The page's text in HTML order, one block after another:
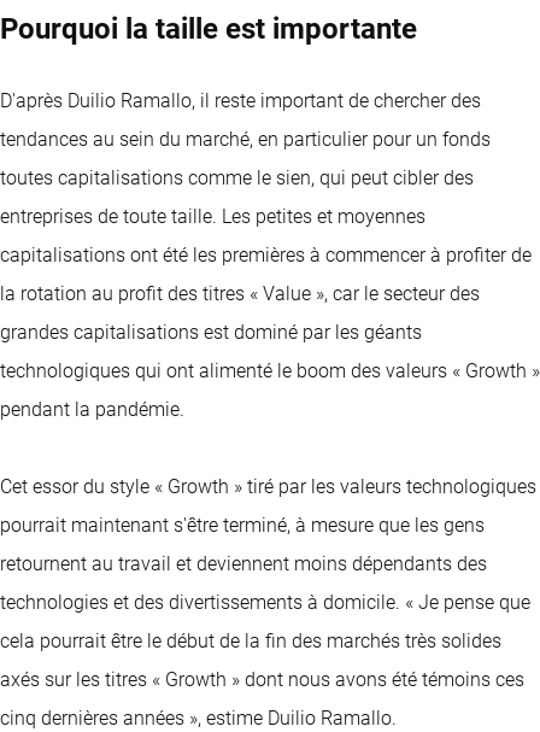
Pourquoi la taille est importante
D'après Duilio Ramallo, il reste important de chercher des
tendances au sein du marché, en particulier pour un fonds
toutes capitalisations comme le sien, qui peut cibler des
entreprises de toute taille. Les petites et moyennes
capitalisations ont été les premières à commencer à profiter de
la rotation au profit des titres « Value », car le secteur des
grandes capitalisations est dominé par les géants
technologiques qui ont alimenté le boom des valeurs « Growth »
pendant la pandémie.
Cet essor du style « Growth » tiré par les valeurs technologiques
pourrait maintenant s'être terminé, à mesure que les gens
retournent au travail et deviennent moins dépendants des
technologies et des divertissements à domicile. « Je pense que
cela pourrait être le début de la fin des marchés très solides
axés sur les titres « Growth » dont nous avons été témoins ces
cinq dernières années », estime Duilio Ramallo.